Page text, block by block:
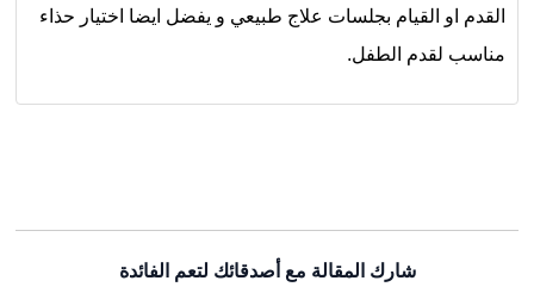
القدم او القيام بجلسات علاج طبيعي و يفضل ايضا اختيار حذاء
مناسب لقدم الطفل.
شارك المقالة مع أصدقائك لتعم الفائدة